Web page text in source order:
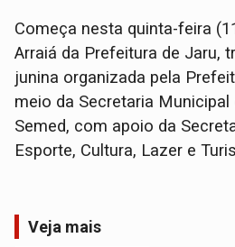
Começa nesta quinta-feira
Arraiá da Prefeitura de Jaru,
junina organizada pela
meio da Secretaria
Semed, com apoio da
Esporte, Cultura, Lazer e
Veja mais